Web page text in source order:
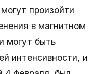
произойти
в магнитном
могут быть
интенсивности, и